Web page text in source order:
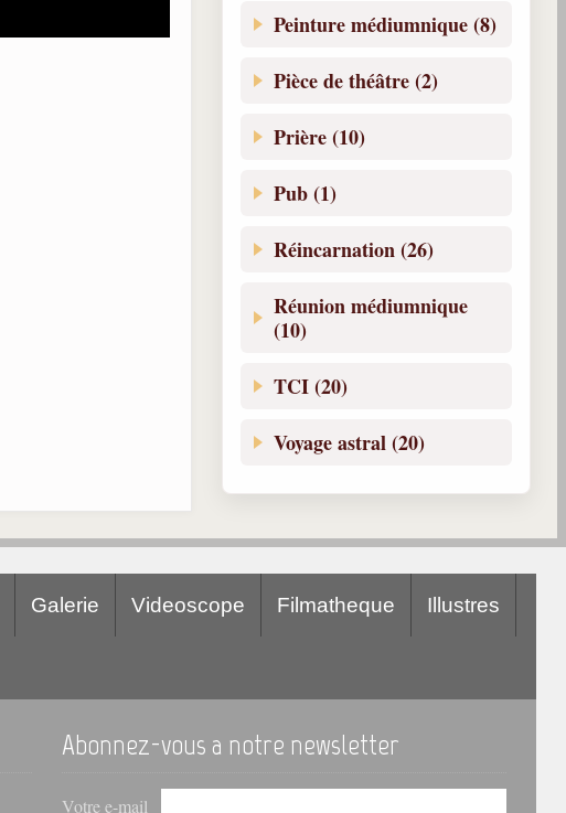
Peinture médiumnique (8)
Pièce de théâtre (2)
Prière (10)
Pub (1)
Réincarnation (26)
Réunion médiumnique
(10)
TCI (20)
Voyage astral (20)
Galerie Videoscope Filmatheque Illustres
Abonnez-vous a notre newsletter
Votre e-mail